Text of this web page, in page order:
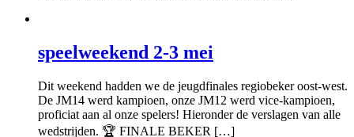
speelweekend 2-3 mei
Dit weekend hadden we de jeugdfinales regiobeker oost-west.
De JM14 werd kampioen, onze JM12 werd vice-kampioen,
proficiat aan al onze spelers! Hieronder de verslagen van alle
wedstrijden. 🏆 FINALE BEKER […]